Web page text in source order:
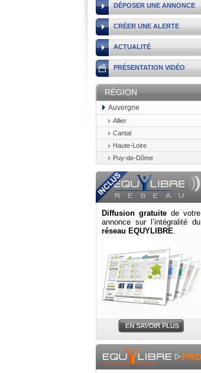
DÉPOSER UNE ANNONCE
CRÉER UNE ALERTE
ACTUALITÉ
PRÉSENTATION VIDÉO
RÉGION
Auvergne
Allier
Cantal
Haute-Loire
Puy-de-Dôme
Diffusion gratuite de votre
annonce sur l’intégralité du
réseau EQUYLIBRE.